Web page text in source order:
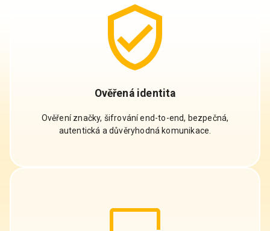
Ověřená identita
Ověření značky, šifrování end-to-end, bezpečná,
autentická a důvěryhodná komunikace.